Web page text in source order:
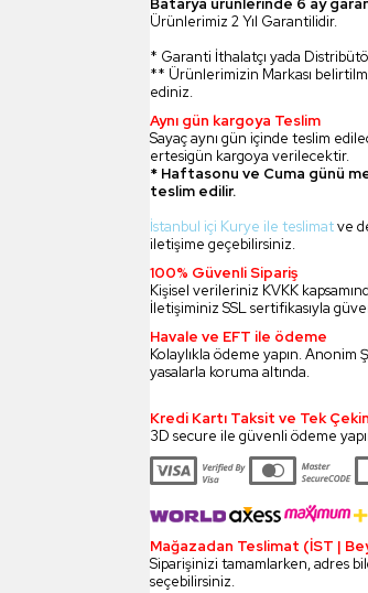
Ürünlerimiz 2 Yıl Garantilidir.
* Garanti İthalatçı yada
** Ürünlerimizin Markası
ediniz.
Aynı gün kargoya Teslim
Sayaç aynı gün içinde teslim
ertesigün kargoya verilecektir.
* Haftasonu ve Cuma günü
teslim edilir.
İstanbul içi Kurye ile teslimatve
iletişime geçebilirsiniz.
100% Güvenli Sipariş
Kişisel verileriniz KVKK
İletişiminiz SSL sertifikasıyla
Havale ve EFT ile ödeme
Kolaylıkla ödeme yapın.
yasalarla koruma altında.
Kredi Kartı Taksit ve Tek
3D secure ile güvenli ödeme
Mağazadan Teslimat (İST |
Siparişinizi tamamlarken, adres
seçebilirsiniz.